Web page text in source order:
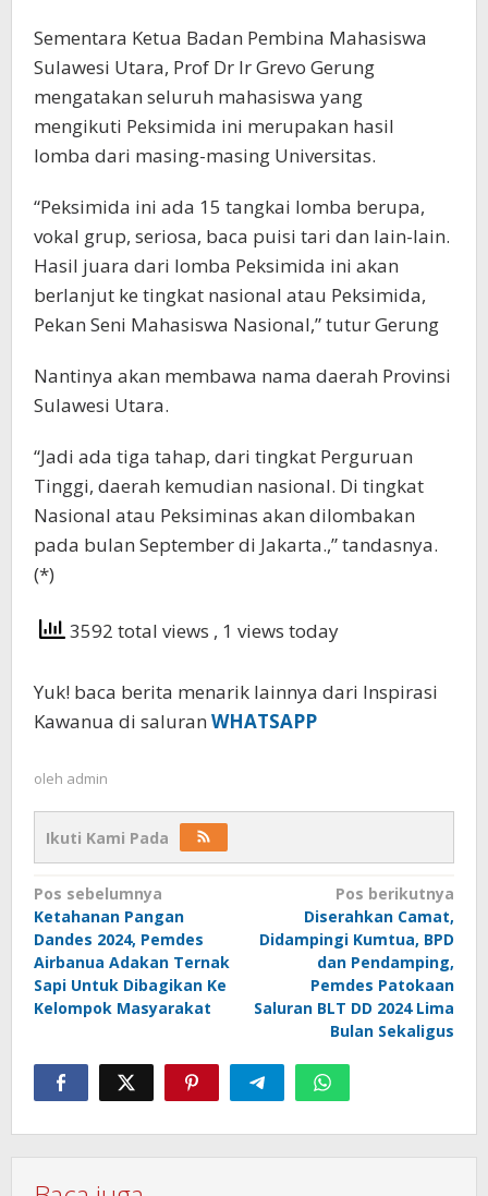
Sementara Ketua Badan Pembina Mahasiswa
Sulawesi Utara, Prof Dr Ir Grevo Gerung
mengatakan seluruh mahasiswa yang
mengikuti Peksimida ini merupakan hasil
lomba dari masing-masing Universitas.
“Peksimida ini ada 15 tangkai lomba berupa,
vokal grup, seriosa, baca puisi tari dan lain-lain.
Hasil juara dari lomba Peksimida ini akan
berlanjut ke tingkat nasional atau Peksimida,
Pekan Seni Mahasiswa Nasional,” tutur Gerung
Nantinya akan membawa nama daerah Provinsi
Sulawesi Utara.
“Jadi ada tiga tahap, dari tingkat Perguruan
Tinggi, daerah kemudian nasional. Di tingkat
Nasional atau Peksiminas akan dilombakan
pada bulan September di Jakarta.,” tandasnya.
(*)
3592 total views , 1 views today
Yuk! baca berita menarik lainnya dari Inspirasi
Kawanua di saluran WHATSAPP
oleh admin
Ikuti Kami Pada
Navigasi
pos
Pos sebelumnya
Ketahanan Pangan
Dandes 2024, Pemdes
Airbanua Adakan Ternak
Sapi Untuk Dibagikan Ke
Kelompok Masyarakat
Pos berikutnya
Diserahkan Camat,
Didampingi Kumtua, BPD
dan Pendamping,
Pemdes Patokaan
Saluran BLT DD 2024 Lima
Bulan Sekaligus